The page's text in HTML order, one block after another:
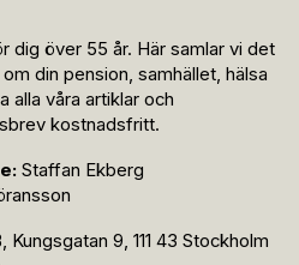
dig över 55 år. Här samlar vi det
din pension, samhället, hälsa
alla våra artiklar och
kostnadsfritt.
Staffan Ekberg
9, 111 43 Stockholm